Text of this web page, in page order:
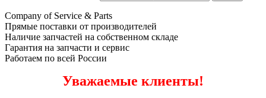
Company of Service & Parts
Прямые поставки от производителей
Наличие запчастей на собственном складе
Гарантия на запчасти и сервис
Работаем по всей России
Уважаемые клиенты!